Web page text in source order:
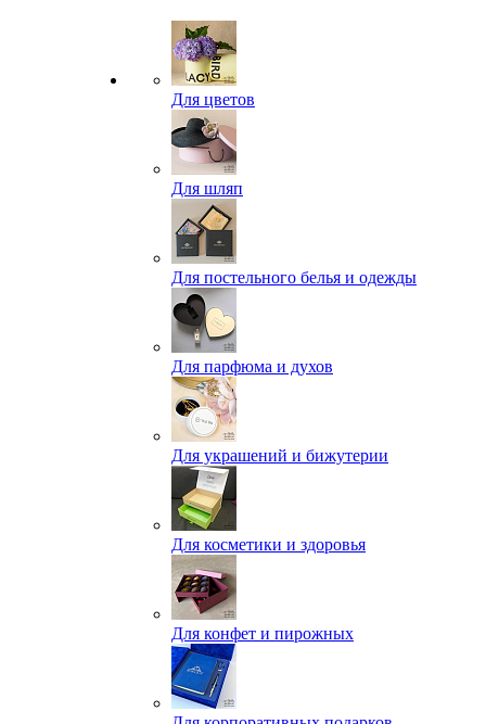
Для цветов
Для шляп
Для постельного белья и одежды
Для парфюма и духов
Для украшений и бижутерии
Для косметики и здоровья
Для конфет и пирожных